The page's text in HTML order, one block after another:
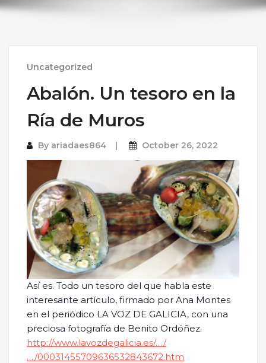
Uncategorized
Abalón. Un tesoro en la
Ría de Muros
By ariadaes864 October 26, 2022
Así es. Todo un tesoro del que habla este
interesante artículo, firmado por Ana Montes
en el periódico LA VOZ DE GALICIA, con una
preciosa fotografía de Benito Ordóñez.
http://www.lavozdegalicia.es/…/
…/00031455709636532843672.htm